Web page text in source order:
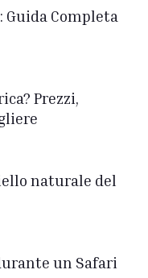
Guida Completa
Prezzi,
naturale del
un Safari